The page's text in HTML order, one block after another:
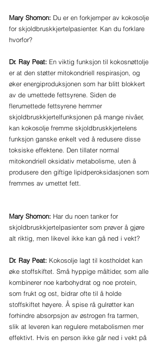
Mary Shomon: Du er en forkjemper av kokosolje
for skjoldbruskkjertelpasienter. Kan du forklare
hvorfor?
Dr. Ray Peat: En viktig funksjon til kokosnøttolje
er at den støtter mitokondriell respirasjon, og
øker energiproduksjonen som har blitt blokkert
av de umettede fettsyrene. Siden de
flerumettede fettsyrene hemmer
skjoldbruskkjertelfunksjonen på mange nivåer,
kan kokosolje fremme skjoldbruskkjertelens
funksjon ganske enkelt ved å redusere disse
toksiske effektene. Den tillater normal
mitokondriell oksidativ metabolisme, uten å
produsere den giftige lipidperoksidasjonen som
fremmes av umettet fett.
Mary Shomon: Har du noen tanker for
skjoldbruskkjertelpasienter som prøver å gjøre
alt riktig, men likevel ikke kan gå ned i vekt?
Dr. Ray Peat: Kokosolje lagt til kostholdet kan
øke stoffskiftet. Små hyppige måltider, som alle
kombinerer noe karbohydrat og noe protein,
som frukt og ost, bidrar ofte til å holde
stoffskiftet høyere. Å spise rå gulrøtter kan
forhindre absorpsjon av østrogen fra tarmen,
slik at leveren kan regulere metabolismen mer
effektivt. Hvis en person ikke går ned i vekt på